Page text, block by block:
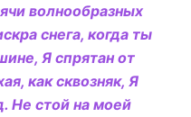
волнообразных
снега, когда ты
Я спрятан от
как сквозняк, Я
Не стой на моей